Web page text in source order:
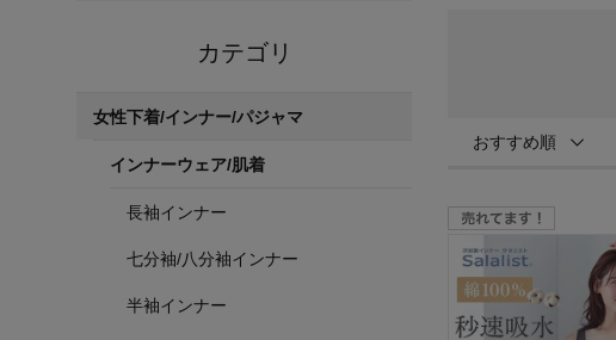
カテゴリ
女性下着/インナー/パジャマ
インナーウェア/肌着
長袖インナー
七分袖/八分袖インナー
半袖インナー
おすすめ順